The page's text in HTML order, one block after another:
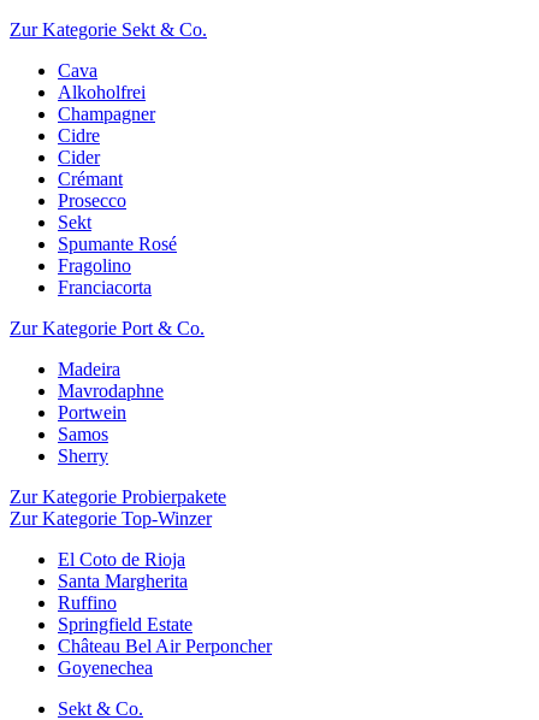
Zur Kategorie Sekt & Co.
Cava
Alkoholfrei
Champagner
Cidre
Cider
Crémant
Prosecco
Sekt
Spumante Rosé
Fragolino
Franciacorta
Zur Kategorie Port & Co.
Madeira
Mavrodaphne
Portwein
Samos
Sherry
Zur Kategorie Probierpakete
Zur Kategorie Top-Winzer
El Coto de Rioja
Santa Margherita
Ruffino
Springfield Estate
Château Bel Air Perponcher
Goyenechea
Sekt & Co.